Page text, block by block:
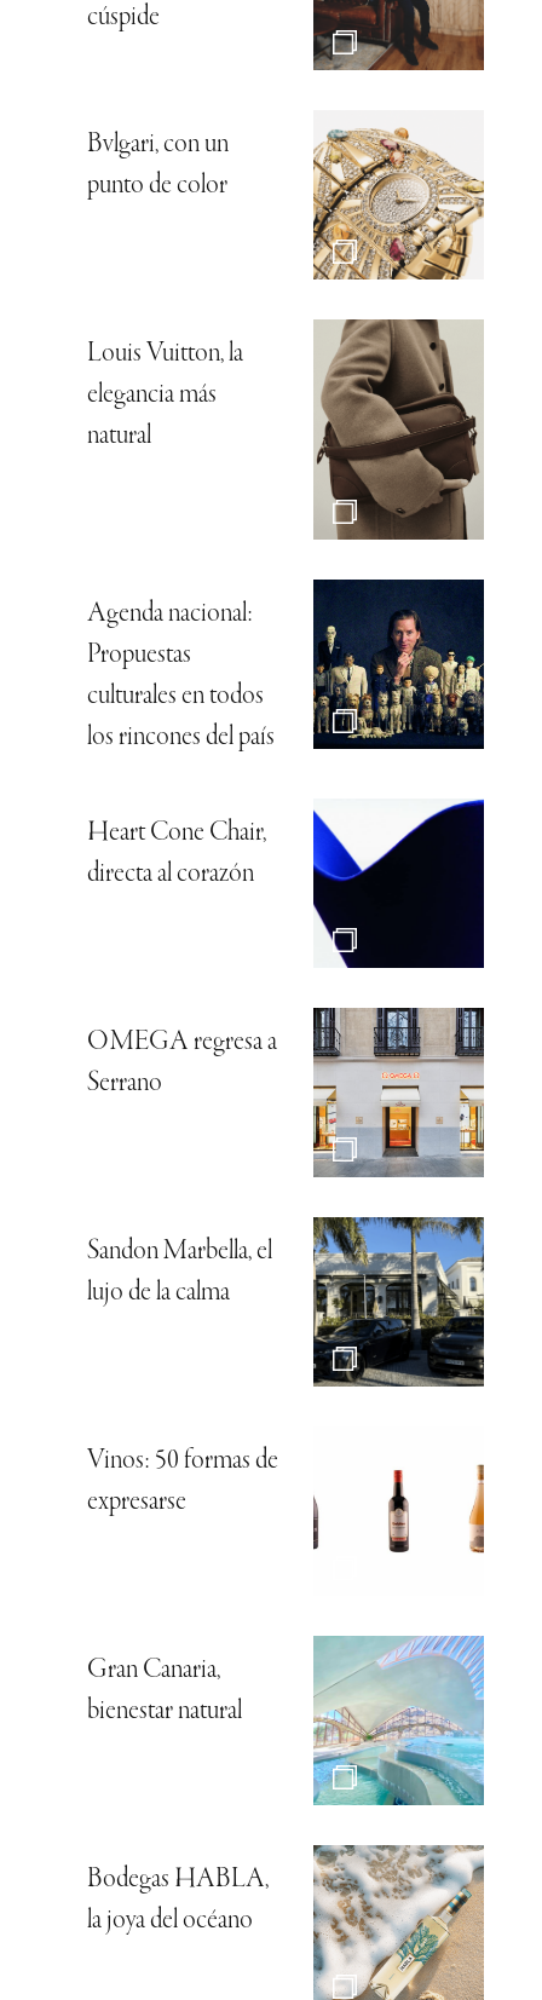
cúspide
Bvlgari, con un
punto de color
Louis Vuitton, la
elegancia más
natural
Agenda nacional:
Propuestas
culturales en todos
los rincones del país
Heart Cone Chair,
directa al corazón
OMEGA regresa a
Serrano
Sandon Marbella, el
lujo de la calma
Vinos: 50 formas de
expresarse
Gran Canaria,
bienestar natural
Bodegas HABLA,
la joya del océano